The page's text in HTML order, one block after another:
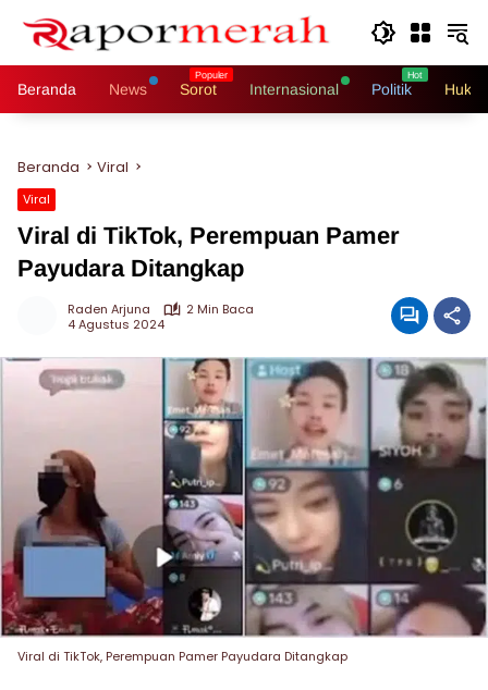
Beranda News Sorot Internasional Politik
Beranda Viral
Viral
Viral di TikTok, Perempuan Pamer
Payudara Ditangkap
Raden Arjuna
2 Min Baca
4 Agustus 2024
Viral di TikTok, Perempuan Pamer Payudara Ditangkap